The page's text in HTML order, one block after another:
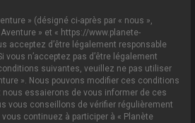
» (désigné ci-après par « nous »,
» et « https://www.planete-
acceptez d’être légalement responsable
n’acceptez pas d’être légalement
suivantes, veuillez ne pas utiliser
». Nous pouvons modifier ces conditions
nous essaierons de vous informer de ces
vous conseillons de vérifier régulièrement
continuez à participer à « Planète